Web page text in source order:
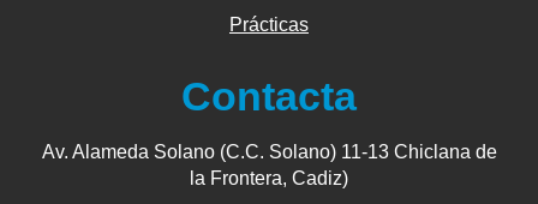
Prácticas
Contacta
Av. Alameda Solano (C.C. Solano) 11-13 Chiclana de
la Frontera, Cadiz)